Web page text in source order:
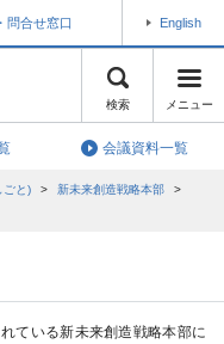
問合せ窓口 English
メニュー
検索
会議資料一覧
ごと) > 新未来創造戦略本部
>
ている新未来創造戦略本部に